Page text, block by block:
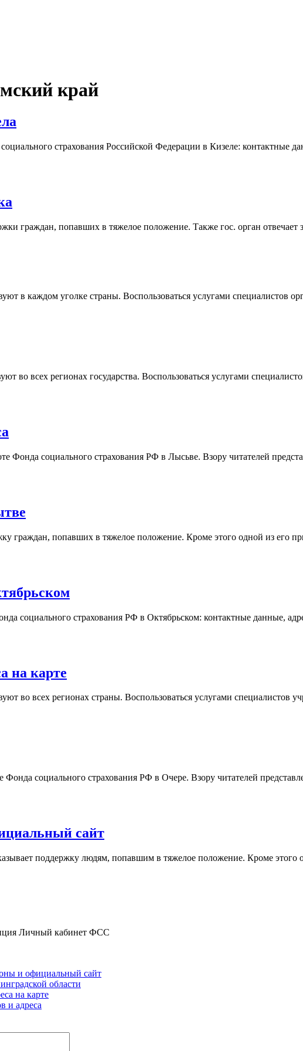
край
страхования Российской Федерации в Кизеле: контактные
граждан, попавших в тяжелое положение. Также гос. орган
в каждом уголке страны. Воспользоваться услугами специалистов
во всех регионах государства. Воспользоваться услугами
Фонда социального страхования РФ в Лысьве. Взору читателей
граждан, попавших в тяжелое положение. Кроме этого одной из его
социального страхования РФ в Октябрьском: контактные данные,
на карте
во всех регионах страны. Воспользоваться услугами специалистов
социального страхования РФ в Очере. Взору читателей
сайт
поддержку людям, попавшим в тяжелое положение. Кроме этого
Личный кабинет ФСС
и официальный сайт
области
на карте
и адреса